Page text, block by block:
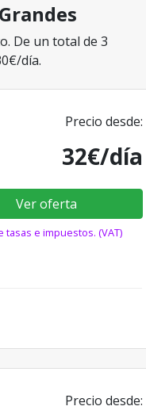
De un total de 3
día.
Precio desde:
32€/día
Ver oferta
tasas e impuestos. (VAT)
Precio desde: